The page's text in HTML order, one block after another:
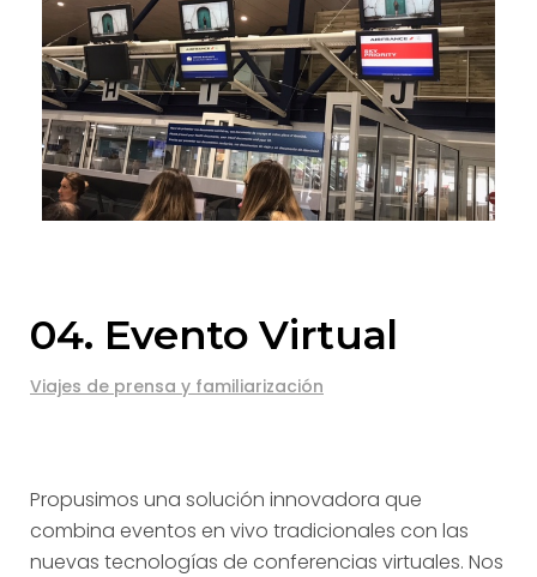
04. Evento Virtual
Viajes de prensa y familiarización
Propusimos una solución innovadora que
combina eventos en vivo tradicionales con las
nuevas tecnologías de conferencias virtuales. Nos